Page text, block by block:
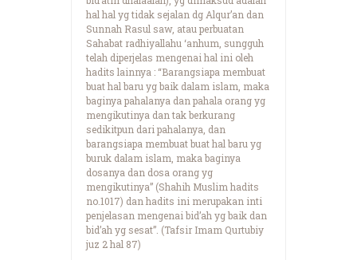
hal hal yg tidak sejalan dg Alqur’an dan
Sunnah Rasul saw, atau perbuatan
Sahabat radhiyallahu ‘anhum, sungguh
telah diperjelas mengenai hal ini oleh
hadits lainnya : “Barangsiapa membuat
buat hal baru yg baik dalam islam, maka
baginya pahalanya dan pahala orang yg
mengikutinya dan tak berkurang
sedikitpun dari pahalanya, dan
barangsiapa membuat buat hal baru yg
buruk dalam islam, maka baginya
dosanya dan dosa orang yg
mengikutinya” (Shahih Muslim hadits
no.1017) dan hadits ini merupakan inti
penjelasan mengenai bid’ah yg baik dan
bid’ah yg sesat”. (Tafsir Imam Qurtubiy
juz 2 hal 87)